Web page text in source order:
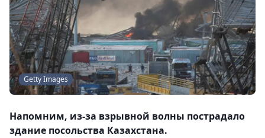
Getty Images
Напомним, из-за взрывной волны пострадало
здание посольства Казахстана.